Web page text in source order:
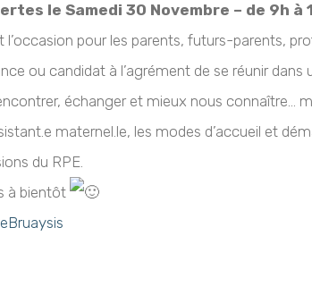
le Samedi 30 Novembre – de 9h à
l’occasion pour les parents, futurs-parents,
ou candidat à l’agrément de se réunir
échanger et mieux nous connaître…
maternel.le, les modes d’accueil et
du RPE.
à bientôt